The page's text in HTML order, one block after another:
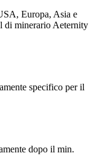
Europa, Asia e
di minerario Aeternity
specifico per il
dopo il min.